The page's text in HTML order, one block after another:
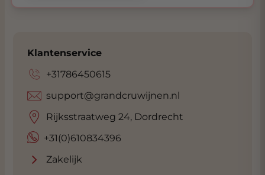
Klantenservice
+31786450615
+31(0)610834396
support@grandcruwijnen.nl
Rijksstraatweg 24, Dordrecht
Zakelijk